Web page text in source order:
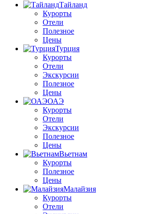
Тайланд
Курорты
Отели
Полезное
Цены
Турция
Курорты
Отели
Экскурсии
Полезное
Цены
ОАЭ
Курорты
Отели
Экскурсии
Полезное
Цены
Вьетнам
Курорты
Полезное
Цены
Малайзия
Курорты
Отели